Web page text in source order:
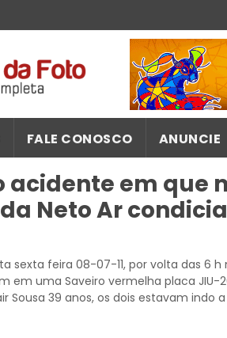
FALE CONOSCO ANUNCIE
acidente em que
Neto Ar
sexta feira 08-07-11, por volta das 6 h
em uma Saveiro vermelha placa JIU-
Sousa 39 anos, os dois estavam indo